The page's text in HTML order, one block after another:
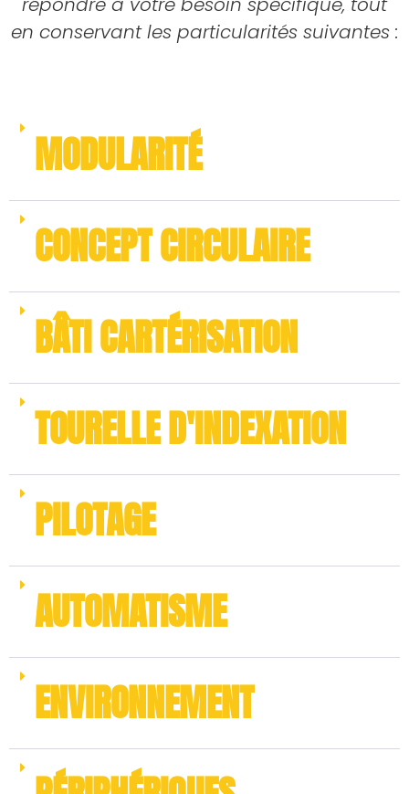
en conservant les particularités suivantes :
MODULARITÉ
CONCEPT CIRCULAIRE
BÂTI CARTÉRISATION
TOURELLE D'INDEXATION
PILOTAGE
AUTOMATISME
ENVIRONNEMENT